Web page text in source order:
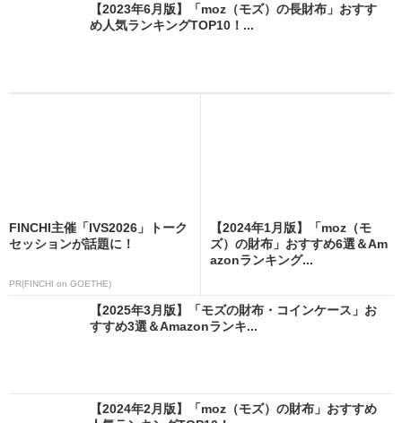
【2023年6月版】「moz（モズ）の長財布」おすす
め人気ランキングTOP10！...
FINCHI主催「IVS2026」トーク
セッションが話題に！
PR(FINCHI on GOETHE)
【2024年1月版】「moz（モ
ズ）の財布」おすすめ6選＆Am
azonランキング...
【2025年3月版】「モズの財布・コインケース」お
すすめ3選＆Amazonランキ...
【2024年2月版】「moz（モズ）の財布」おすすめ